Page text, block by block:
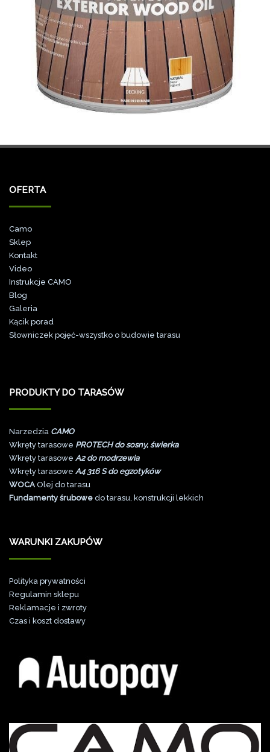
OFERTA
Camo
Sklep
Kontakt
Video
Instrukcje CAMO
Blog
Galeria
Kącik porad
Słowniczek pojęć-wszystko o budowie tarasu
PRODUKTY DO TARASÓW
Narzedzia CAMO
Wkręty tarasowe PROTECH do sosny, świerka
Wkręty tarasowe A2 do modrzewia
Wkręty tarasowe A4 316 S do egzotyków
WOCA Olej do tarasu
Fundamenty śrubowe do tarasu, konstrukcji lekkich
WARUNKI ZAKUPÓW
Polityka prywatności
Regulamin sklepu
Reklamacje i zwroty
Czas i koszt dostawy